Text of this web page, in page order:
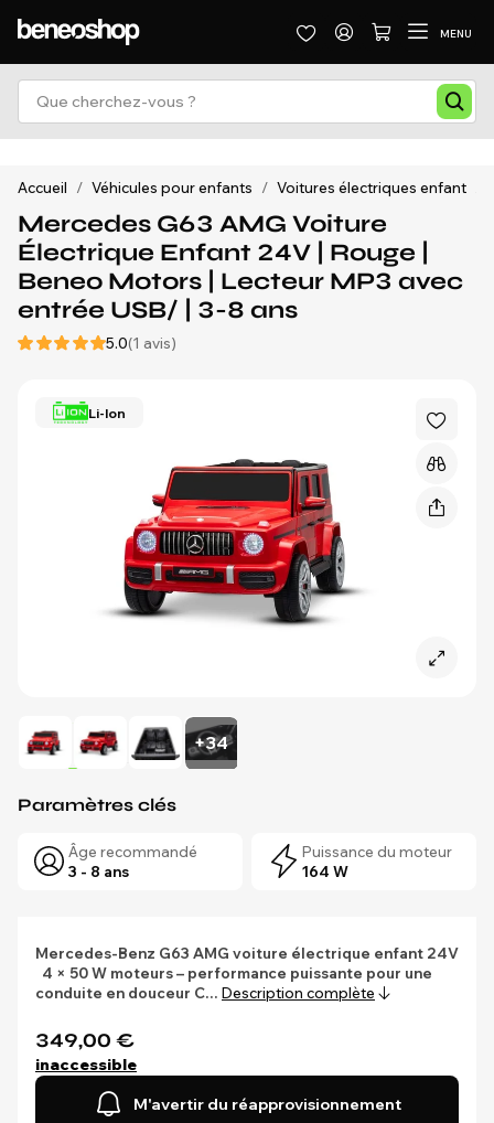
MENU
Accueil / Véhicules pour enfants / Voitures électriques enfant
Mercedes G63 AMG Voiture
Électrique Enfant 24V | Rouge |
Beneo Motors | Lecteur MP3 avec
entrée USB/ | 3-8 ans
5.0(1 avis)
Li-Ion
+34
Paramètres clés
Âge recommandé
3 - 8 ans
Puissance du moteur
164 W
Mercedes-Benz G63 AMG voiture électrique enfant 24V
4 × 50 W moteurs – performance puissante pour une
conduite en douceur C… Description complète
349,00 €
inaccessible
M'avertir du réapprovisionnement